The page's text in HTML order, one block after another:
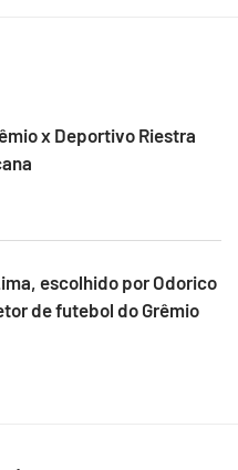
x Deportivo Riestra
escolhido por Odorico
de futebol do Grêmio